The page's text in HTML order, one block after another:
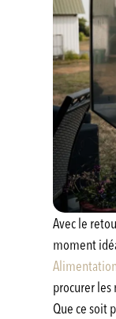
Avec le
moment
procurer
Que ce soit